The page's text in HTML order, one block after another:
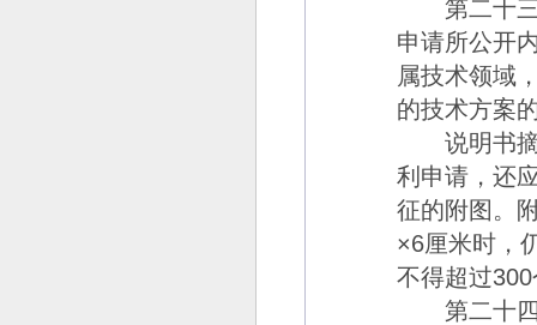
第二十
申请所公开
属技术领域
的技术方案
说明书摘
利申请，还
征的附图。
×6厘米时，
不得超过300
第二十